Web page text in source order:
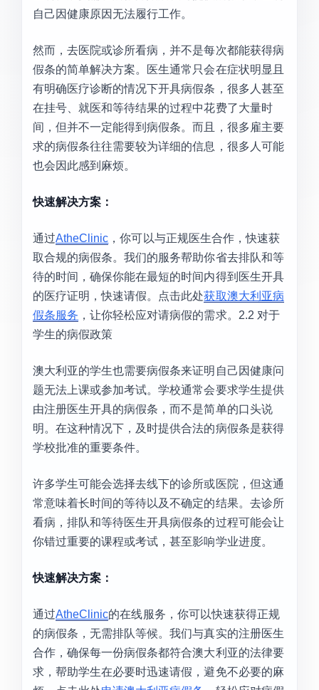
自己因健康原因无法履行工作。
然而，去医院或诊所看病，并不是每次都能获得病
假条的简单解决方案。医生通常只会在症状明显且
有明确医疗诊断的情况下开具病假条，很多人甚至
在挂号、就医和等待结果的过程中花费了大量时
间，但并不一定能得到病假条。而且，很多雇主要
求的病假条往往需要较为详细的信息，很多人可能
也会因此感到麻烦。
快速解决方案：
通过AtheClinic ，你可以与正规医生合作，快速获
取合规的病假条。我们的服务帮助你省去排队和等
待的时间，确保你能在最短的时间内得到医生开具
的医疗证明，快速请假。点击此处获取澳大利亚病
假条服务 ，让你轻松应对请病假的需求。2.2 对于
学生的病假政策
澳大利亚的学生也需要病假条来证明自己因健康问
题无法上课或参加考试。学校通常会要求学生提供
由注册医生开具的病假条，而不是简单的口头说
明。在这种情况下，及时提供合法的病假条是获得
学校批准的重要条件。
许多学生可能会选择去线下的诊所或医院，但这通
常意味着长时间的等待以及不确定的结果。去诊所
看病，排队和等待医生开具病假条的过程可能会让
你错过重要的课程或考试，甚至影响学业进度。
快速解决方案：
通过AtheClinic的在线服务，你可以快速获得正规
的病假条，无需排队等候。我们与真实的注册医生
合作，确保每一份病假条都符合澳大利亚的法律要
求，帮助学生在必要时迅速请假，避免不必要的麻